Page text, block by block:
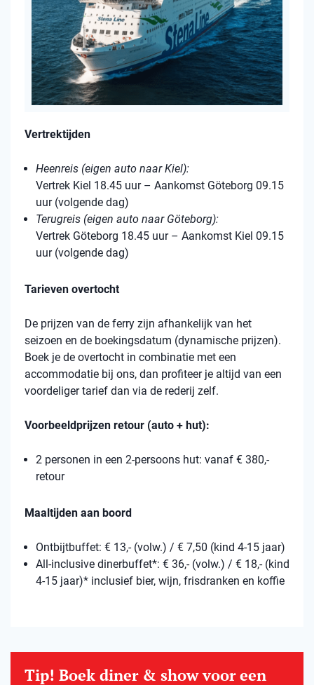
Vertrektijden
Heenreis (eigen auto naar Kiel):
Vertrek Kiel 18.45 uur – Aankomst Göteborg 09.15
uur (volgende dag)
Terugreis (eigen auto naar Göteborg):
Vertrek Göteborg 18.45 uur – Aankomst Kiel 09.15
uur (volgende dag)
Tarieven overtocht
De prijzen van de ferry zijn afhankelijk van het
seizoen en de boekingsdatum (dynamische prijzen).
Boek je de overtocht in combinatie met een
accommodatie bij ons, dan profiteer je altijd van een
voordeliger tarief dan via de rederij zelf.
Voorbeeldprijzen retour (auto + hut):
2 personen in een 2-persoons hut: vanaf € 380,-
retour
Maaltijden aan boord
Ontbijtbuffet: € 13,- (volw.) / € 7,50 (kind 4-15 jaar)
All-inclusive dinerbuffet*: € 36,- (volw.) / € 18,- (kind
4-15 jaar)* inclusief bier, wijn, frisdranken en koffie
Tip! Boek diner & show voor een